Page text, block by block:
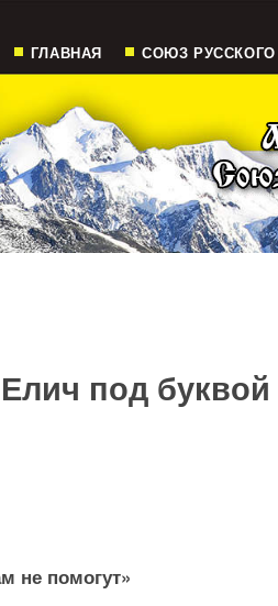
ГЛАВНАЯ СОЮЗ
под буквой
не помогут»